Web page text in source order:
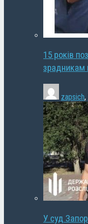
15 років
зрадникам
zapsich,
У суд